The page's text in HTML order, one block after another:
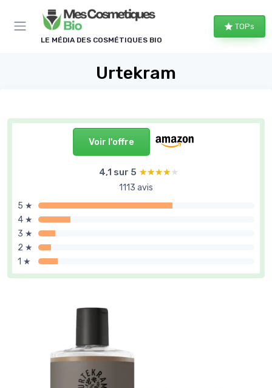
LE MÉDIA DES COSMÉTIQUES BIO
TOPs
Urtekram
Voir l'offre
4,1 sur 5 ★★★★★
★★★★★
1113 avis
5 ★
4 ★
3 ★
2 ★
1 ★
Panneau de gestion des cookies